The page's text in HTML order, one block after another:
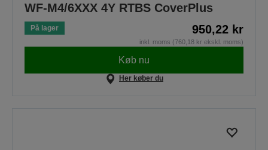
WF-M4/6XXX 4Y RTBS CoverPlus
På lager 950,22 kr
inkl. moms (760,18 kr ekskl. moms)
Køb nu
Her køber du